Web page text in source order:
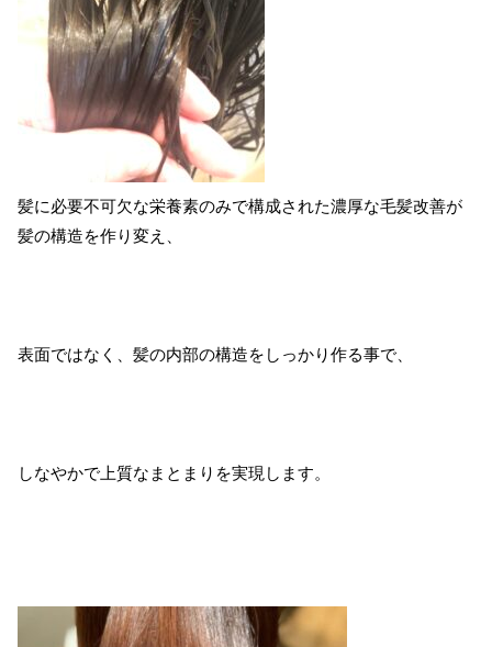
髪に必要不可欠な栄養素のみで構成された濃厚な毛髪改善が
髪の構造を作り変え、
表面ではなく、髪の内部の構造をしっかり作る事で、
しなやかで上質なまとまりを実現します。